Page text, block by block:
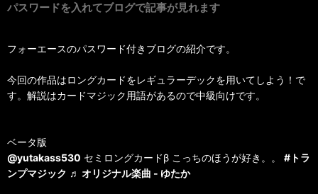
パスワードを入れてブログで記事が見れます
フォーエースのパスワード付きブログの紹介です。
今回の作品はロングカードをレギュラーデックを用いてしよう！で
す。解説はカードマジック用語があるので中級向けです。
ベータ版
@yutakass530 セミロングカードβ こっちのほうが好き。。 #トラ
ンプマジック ♬ オリジナル楽曲 - ゆたか